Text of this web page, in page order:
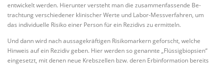
entwickelt werden. Hierunter versteht man die zusammenfassende Be­
trachtung verschiedener klinischer Werte und Labor-Messverfahren, um
das in­dividuelle Risiko einer Person für ein Rezidivs zu ermitteln.
Und dann wird nach aussagekräftigen Risikomarkern geforscht, welche
Hinweis auf ein Rezidiv geben. Hier werden so genannte „Flüs­sig­biopsien“
eingesetzt, mit de­nen neue Krebszellen bzw. deren Erbinformation bereits